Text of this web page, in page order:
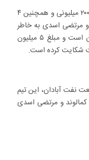
بر این اساس فرازکمالوند به خاطر طلب ۲۰۰ میلیونی و همچنین ۴
و مرتضی اسدی به خاطر
طلبی که در حدود دویست میلیون تومان است و مبلغ ۵ میلیون
شکایت کرده است.
آبادان، این تیم
به فراز کمالوند و مرتضی اسدی